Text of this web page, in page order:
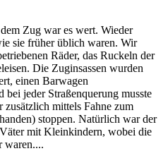
Zug war es wert. Wieder
sie früher üblich waren. Wir
Räder, das Ruckeln der
Die Zuginsassen wurden
einen Barwagen
bei jeder Straßenquerung musste
zusätzlich mittels Fahne zum
stoppen. Natürlich war der
mit Kleinkindern, wobei die
waren....